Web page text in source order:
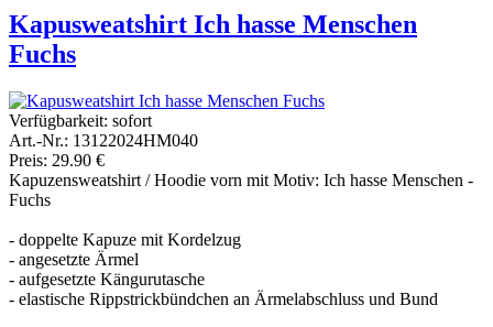
Kapusweatshirt Ich hasse Menschen
Fuchs
Verfügbarkeit: sofort
Art.-Nr.: 13122024HM040
Preis: 29.90 €
Kapuzensweatshirt / Hoodie vorn mit Motiv: Ich hasse Menschen -
Fuchs
- doppelte Kapuze mit Kordelzug
- angesetzte Ärmel
- aufgesetzte Kängurutasche
- elastische Rippstrickbündchen an Ärmelabschluss und Bund